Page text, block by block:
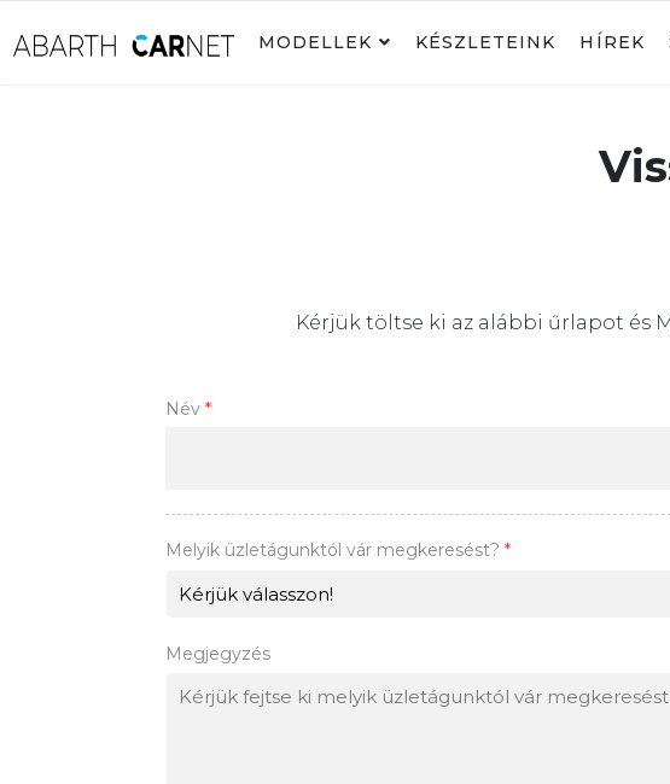
MODELLEK KÉSZLETEINK HÍREK
Kérjük töltse ki az alábbi űrlapot és
Név *
Melyik üzletágunktól vár megkeresést? *
Megjegyzés